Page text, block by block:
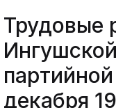
Трудовые
декабря